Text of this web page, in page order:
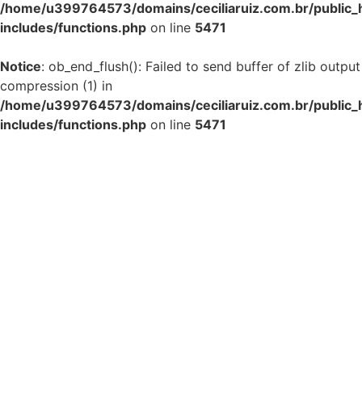
/home/u399764573/domains/ceciliaruiz.com.br/
includes/functions.php on line 5471
Notice: ob_end_flush(): Failed to send buffer of zlib output
compression (1) in
/home/u399764573/domains/ceciliaruiz.com.br/
includes/functions.php on line 5471